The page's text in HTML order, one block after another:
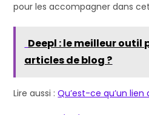
pour les accompagner dans
Deepl : le meilleur outil
articles de blog ?
Lire aussi :Qu’est-ce qu’un lien